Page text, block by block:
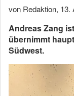
von Redaktion, 13.
Andreas Zang
übernimmt
Südwest.